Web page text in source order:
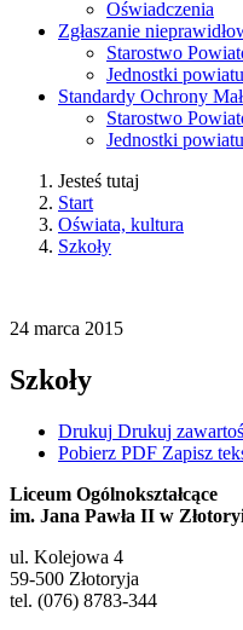
Oświadczenia
Zgłaszanie
Starostwo
Jednostki powiatu
Standardy Ochrony
Starostwo
Jednostki powiatu
Jesteś tutaj
Start
Oświata, kultura
Szkoły
24 marca 2015
Szkoły
Drukuj Drukuj
Pobierz PDF Zapisz
Liceum Ogólnokształcące
im. Jana Pawła II w
ul. Kolejowa 4
59-500 Złotoryja
tel. (076) 8783-344